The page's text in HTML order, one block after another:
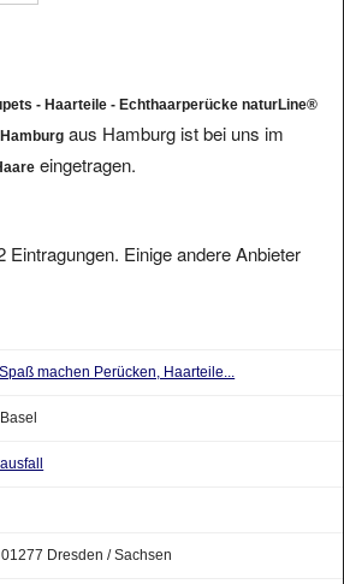
- Haarteile - Echthaarperücke naturLine®
aus Hamburg ist bei uns im
eingetragen.
Eintragungen. Einige andere Anbieter
machen Perücken, Haarteile...
Dresden / Sachsen